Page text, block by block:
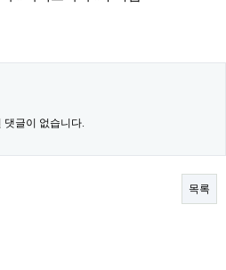
댓글이 없습니다.
목록